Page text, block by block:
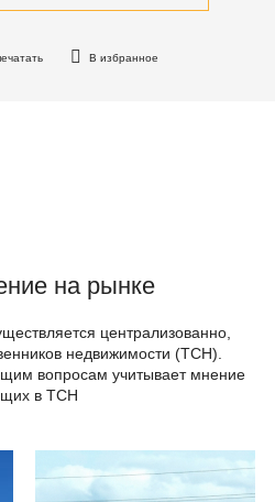
В избранное
на рынке
централизованно,
недвижимости (ТСН).
вопросам учитывает мнение
в ТСН